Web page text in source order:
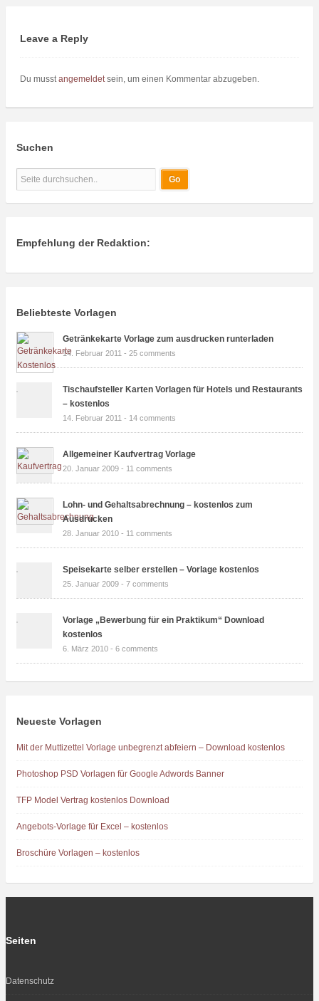
Leave a Reply
Du musst angemeldet sein, um einen Kommentar abzugeben.
Suchen
Empfehlung der Redaktion:
Beliebteste Vorlagen
Getränkekarte Vorlage zum ausdrucken runterladen
14. Februar 2011 - 25 comments
Tischaufsteller Karten Vorlagen für Hotels und Restaurants
– kostenlos
14. Februar 2011 - 14 comments
Allgemeiner Kaufvertrag Vorlage
20. Januar 2009 - 11 comments
Lohn- und Gehaltsabrechnung – kostenlos zum
Ausdrucken
28. Januar 2010 - 11 comments
Speisekarte selber erstellen – Vorlage kostenlos
25. Januar 2009 - 7 comments
Vorlage „Bewerbung für ein Praktikum“ Download
kostenlos
6. März 2010 - 6 comments
Neueste Vorlagen
Mit der Muttizettel Vorlage unbegrenzt abfeiern – Download kostenlos
Photoshop PSD Vorlagen für Google Adwords Banner
TFP Model Vertrag kostenlos Download
Angebots-Vorlage für Excel – kostenlos
Broschüre Vorlagen – kostenlos
Seiten
Datenschutz